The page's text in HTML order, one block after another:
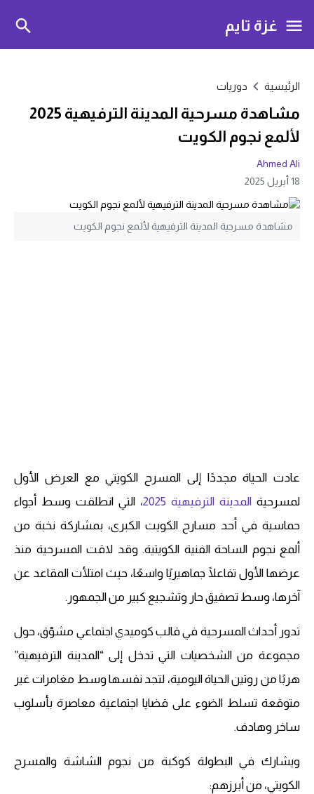
غزة تايم
الرئيسية دوريات
مشاهدة مسرحية المدينة الترفيهية 2025
لألمع نجوم الكويت
Ahmed Ali
18 أبريل 2025
مشاهدة مسرحية المدينة الترفيهية لألمع نجوم الكويت
عادت الحياة مجددًا إلى المسرح الكويتي مع العرض الأول
لمسرحية المدينة الترفيهية 2025
، التي انطلقت وسط أجواء
حماسية في أحد مسارح الكويت الكبرى، بمشاركة نخبة من
ألمع نجوم الساحة الفنية الكويتية. وقد لاقت المسرحية منذ
عرضها الأول تفاعلًا جماهيريًا واسعًا، حيث امتلأت المقاعد عن
آخرها، وسط تصفيق حار وتشجيع كبير من الجمهور.
تدور أحداث المسرحية في قالب كوميدي اجتماعي مشوّق، حول
مجموعة من الشخصيات التي تدخل إلى “المدينة الترفيهية”
هربًا من روتين الحياة اليومية، لتجد نفسها وسط مغامرات غير
متوقعة تسلط الضوء على قضايا اجتماعية معاصرة بأسلوب
ساخر وهادف.
ويشارك في البطولة كوكبة من نجوم الشاشة والمسرح
الكويتي، من أبرزهم: